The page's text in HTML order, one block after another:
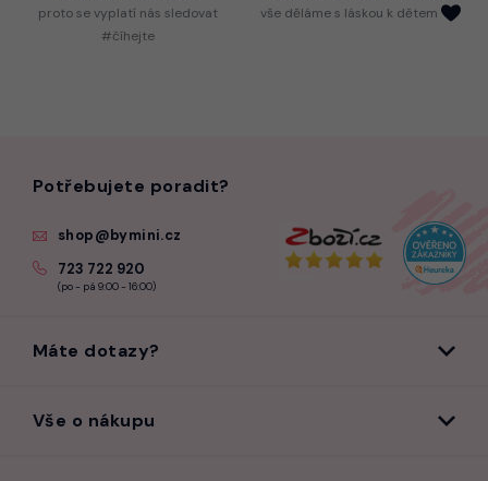
protose vyplatí nás sledovat
#číhejte
vše děláme s láskou k dětem
Potřebujete poradit?
shop@bymini.cz
723 722 920
(po - pá 9:00 - 16:00)
Máte dotazy?
Vše o nákupu